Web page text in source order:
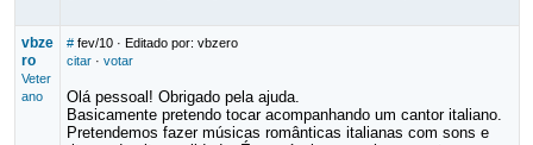
vbze
ro
Veter
ano
# fev/10· Editado por: vbzero
citar· votar
Olá pessoal! Obrigado pela ajuda.
Basicamente pretendo tocar acompanhando um cantor italiano.
Pretendemos fazer músicas românticas italianas com sons e